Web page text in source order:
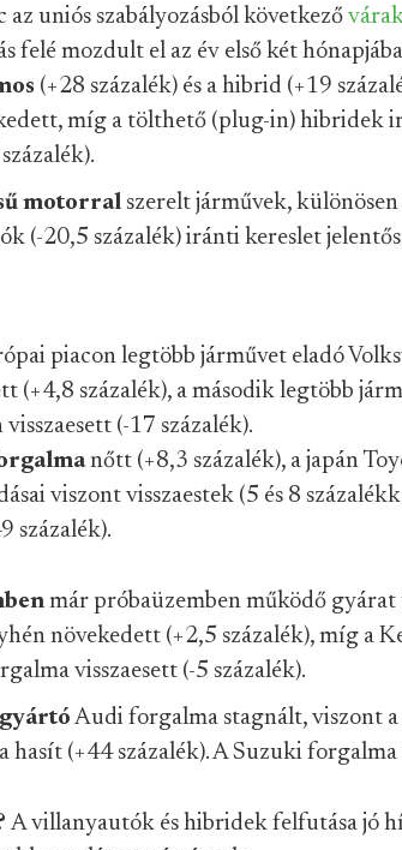
az uniós szabályozásból következő
felé mozdult el az év első két
(+28 százalék) és a hibrid (+19
míg a tölthető (plug-in) hibridek
motorralszerelt járművek, különösen
(-20,5 százalék) iránti kereslet
piacon legtöbb járművet eladó
(+4,8 százalék), a második legtöbb
(-17 százalék).
nőtt (+8,3 százalék), a japán
viszont visszaestek (5 és 8
százalék).
már próbaüzemben működő
növekedett (+2,5 százalék), míg a
visszaesett (-5 százalék).
Audi forgalma stagnált, viszont
hasít (+44 százalék). A Suzuki
A villanyautók és hibridek felfutása jó